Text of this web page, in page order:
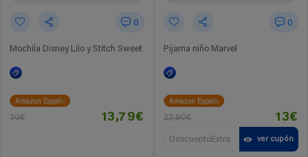
0
Mochila Disney Lilo y Stitch Sweet
Amazon España
30€ 13,79€
0
Pijama niño Marvel
Amazon España
23,90€ 13€
DescuentoExtra ver cupón